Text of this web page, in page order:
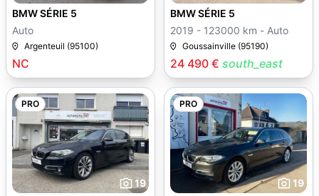
NC
BMW SÉRIE 5
Auto
Argenteuil (95100)
24 490 € south_east
BMW SÉRIE 5
2019 - 123000 km - Auto
Goussainville (95190)
PRO
19
PRO
19